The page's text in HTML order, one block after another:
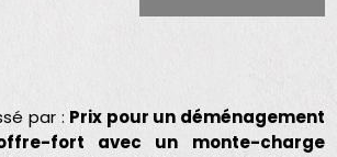
par : Prix pour un déménagement
fort avec un monte-charge